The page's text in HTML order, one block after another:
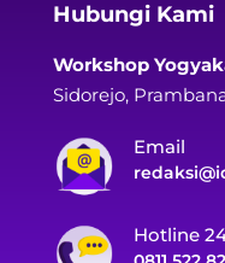
Hubungi Kami
Workshop
Sidorejo,
Email
Hotline